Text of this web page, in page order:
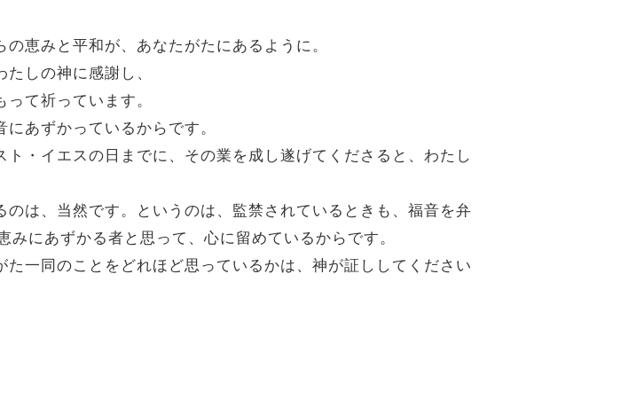
恵みと平和が、あなたがたにあるように。
しの神に感謝し、
て祈っています。
あずかっているからです。
・イエスの日までに、その業を成し遂げてくださると、わたし
は、当然です。というのは、監禁されているときも、福音を弁
にあずかる者と思って、心に留めているからです。
一同のことをどれほど思っているかは、神が証ししてください